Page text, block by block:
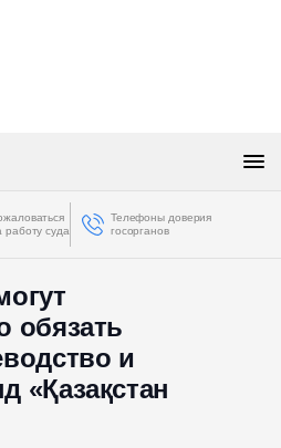
работу суда
Телефоны доверия
госорганов
обязать
и
«Қазақстан